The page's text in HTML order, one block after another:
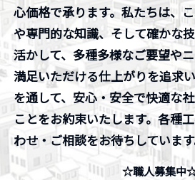
心価格で承ります。私たちは、
や専門的な知識、そして確かな
活かして、多種多様なご要望や
満足いただける仕上がりを追求
を通して、安心・安全で快適な
ことをお約束いたします。各種
わせ・ご相談をお待ちしています
☆職人募集中